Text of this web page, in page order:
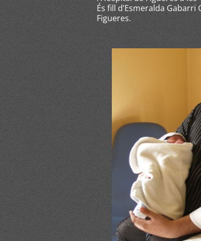
És fill d’Esmeralda
Figueres.